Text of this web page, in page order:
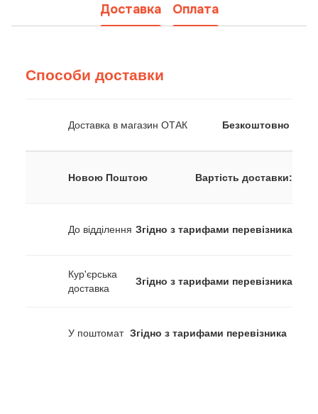
Доставка Оплата
Способи доставки
Доставка в магазин ОТАК Безкоштовно
Новою Поштою Вартість доставки:
До відділення Згідно з тарифами перевізника
Кур'єрська
доставка
Згідно з тарифами перевізника
У поштомат Згідно з тарифами перевізника